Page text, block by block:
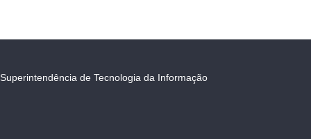
Superintendência de Tecnologia da Informação